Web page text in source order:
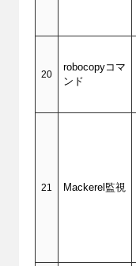
20
robocopyコマ
ンド
21 Mackerel監視